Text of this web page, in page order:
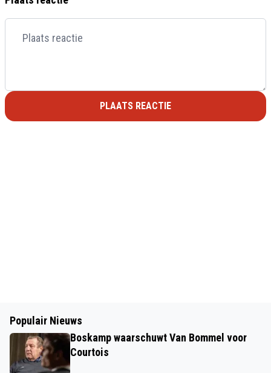
PLAATS REACTIE
Populair Nieuws
Boskamp waarschuwt Van Bommel voor
Courtois